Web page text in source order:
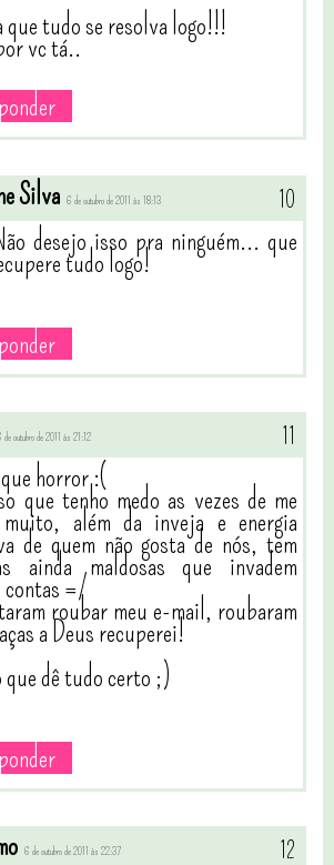
que tudo se resolva logo!!!
vc tá..
Silva 6 de outubro de 2011 às 18:13
desejo isso pra ninguém... que
tudo logo!
de outubro de 2011 às 21:12
horror :(
que tenho medo as vezes de me
além da inveja e energia
de quem não gosta de nós, tem
ainda maldosas que invadem
contas =/
roubar meu e-mail, roubaram
a Deus recuperei!
que dê tudo certo ;)
6 de outubro de 2011 às 22:37